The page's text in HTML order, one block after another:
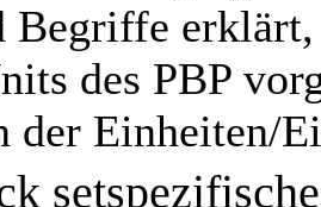
Begriffe
des PBP
der Einheiten/